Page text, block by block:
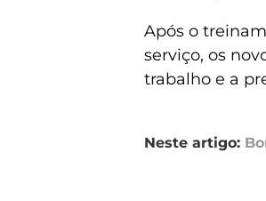
Após o
serviço, os
trabalho e a
Neste artigo: